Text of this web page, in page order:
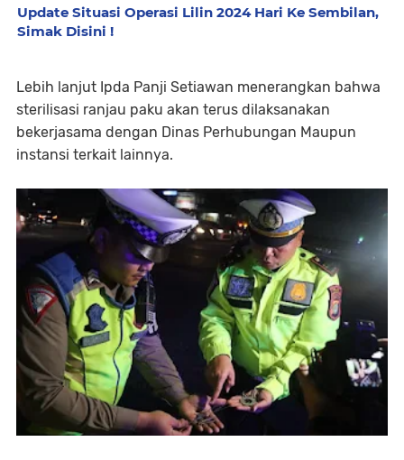
Update Situasi Operasi Lilin 2024 Hari Ke Sembilan,
Simak Disini !
Lebih lanjut Ipda Panji Setiawan menerangkan bahwa
sterilisasi ranjau paku akan terus dilaksanakan
bekerjasama dengan Dinas Perhubungan Maupun
instansi terkait lainnya.